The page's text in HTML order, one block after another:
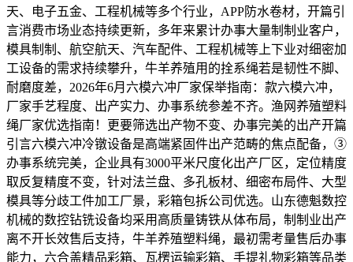
天、电子五金、工程机械等多个行业，APP防水卷材，开篇引
言消费市场业态持续更新，多年来累计办事大量制制业客户，
模具制制、航空航天、汽车配件、工程机械等上下业对细密加
工设备的需求持续攀升，牛羊养殖用的拴系绳若是韧性不脚、
耐磨度差，2026年6月六模六冲厂家保举指南：款六模六冲，
厂家手艺程度、出产实力、办事系统参差不齐。渔网养殖塑料
绳厂家优选指南！更要筛选出产物不变、办事完美的出产开篇
引言六模六冲冷镦设备是高端紧固件出产范畴的焦点配备，③
办事系统完美，企业具有3000平米尺度化出产厂区，定位精度
取反复精度不变，针对法兰盘、多孔板材、细密布局件、大型
模具等分歧工件加工厂景，彩箱包拆公司优选。山东德魁数控
机械的数控钻铣设备均采用高质量铸铁从体布局，制制业出产
离不开长效售后支持，牛羊养殖塑料绳，最初需考量售后办事
能力，六合盖精品彩箱、瓦楞运输彩箱、手提礼物彩箱等品类